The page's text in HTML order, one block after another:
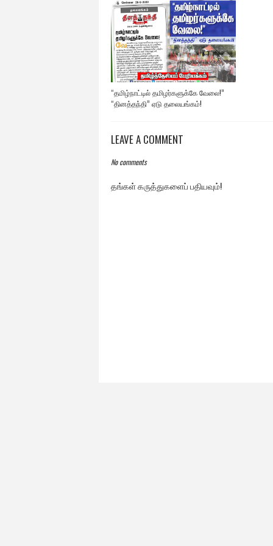
“தமிழ்நாட்டில் தமிழர்களுக்கே வேலை!”
“தினத்தந்தி” ஏடு தலையங்கம்!
LEAVE A COMMENT
No comments
தங்கள் கருத்துகளைப் பதியவும்!